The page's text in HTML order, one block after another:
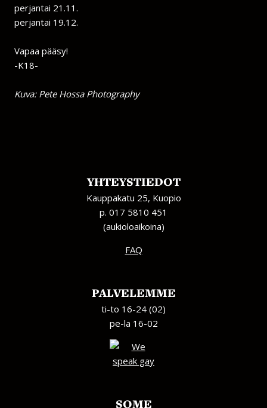
perjantai 21.11.
perjantai 19.12.
Vapaa pääsy!
-K18-
Kuva: Pete Hossa Photography
YHTEYSTIEDOT
Kauppakatu 25, Kuopio
p. 017 5810 451
(aukioloaikoina)
FAQ
PALVELEMME
ti-to 16-24 (02)
pe-la 16-02
SOME